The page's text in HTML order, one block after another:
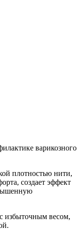
варикозного
плотностью нити,
создает эффект
избыточным весом,